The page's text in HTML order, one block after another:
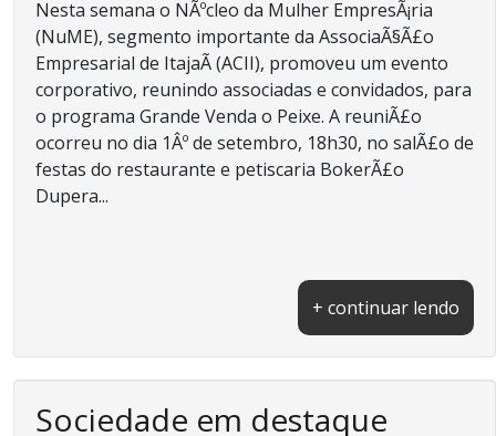
Nesta semana o NÃºcleo da Mulher EmpresÃ¡ria
(NuME), segmento importante da AssociaÃ§Ã£o
Empresarial de ItajaÃ­ (ACII), promoveu um evento
corporativo, reunindo associadas e convidados, para
o programa Grande Venda o Peixe. A reuniÃ£o
ocorreu no dia 1Âº de setembro, 18h30, no salÃ£o de
festas do restaurante e petiscaria BokerÃ£o
Dupera...
+ continuar lendo
Sociedade em destaque